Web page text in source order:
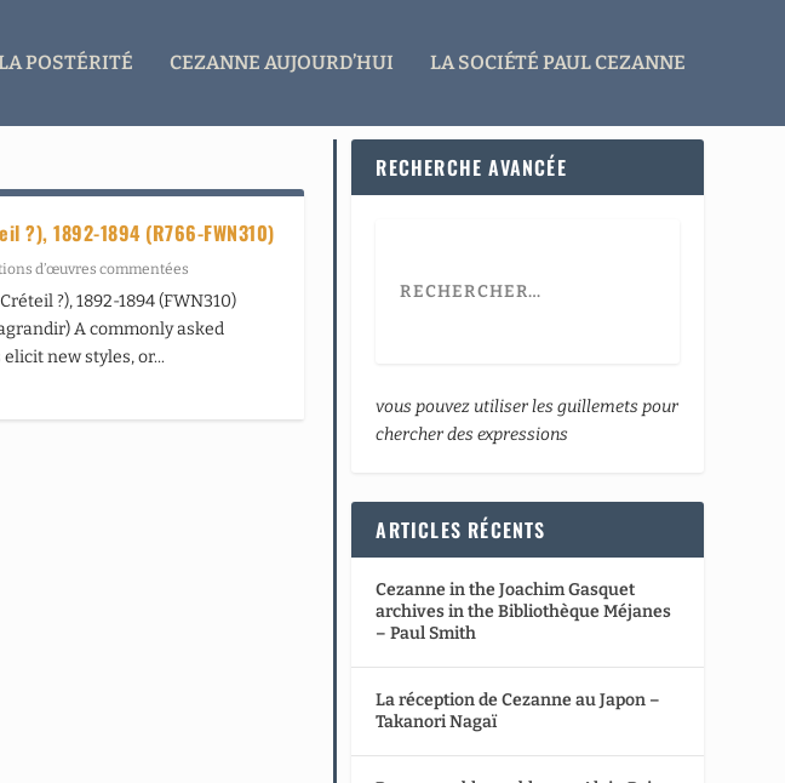
POSTÉRITÉ CEZANNE AUJOURD’HUI LA SOCIÉTÉ PAUL CEZANNE
?), 1892-1894 (R766-FWN310)
d’œuvres commentées
?), 1892-1894 (FWN310)
A commonly asked
new styles, or...
RECHERCHE AVANCÉE
vous pouvez utiliser les guillemets pour
chercher des expressions
ARTICLES RÉCENTS
Cezanne in the Joachim Gasquet
archives in the Bibliothèque Méjanes
– Paul Smith
La réception de Cezanne au Japon –
Takanori Nagaï